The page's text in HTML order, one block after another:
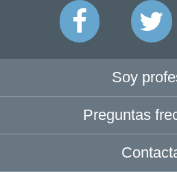
Soy
Preguntas